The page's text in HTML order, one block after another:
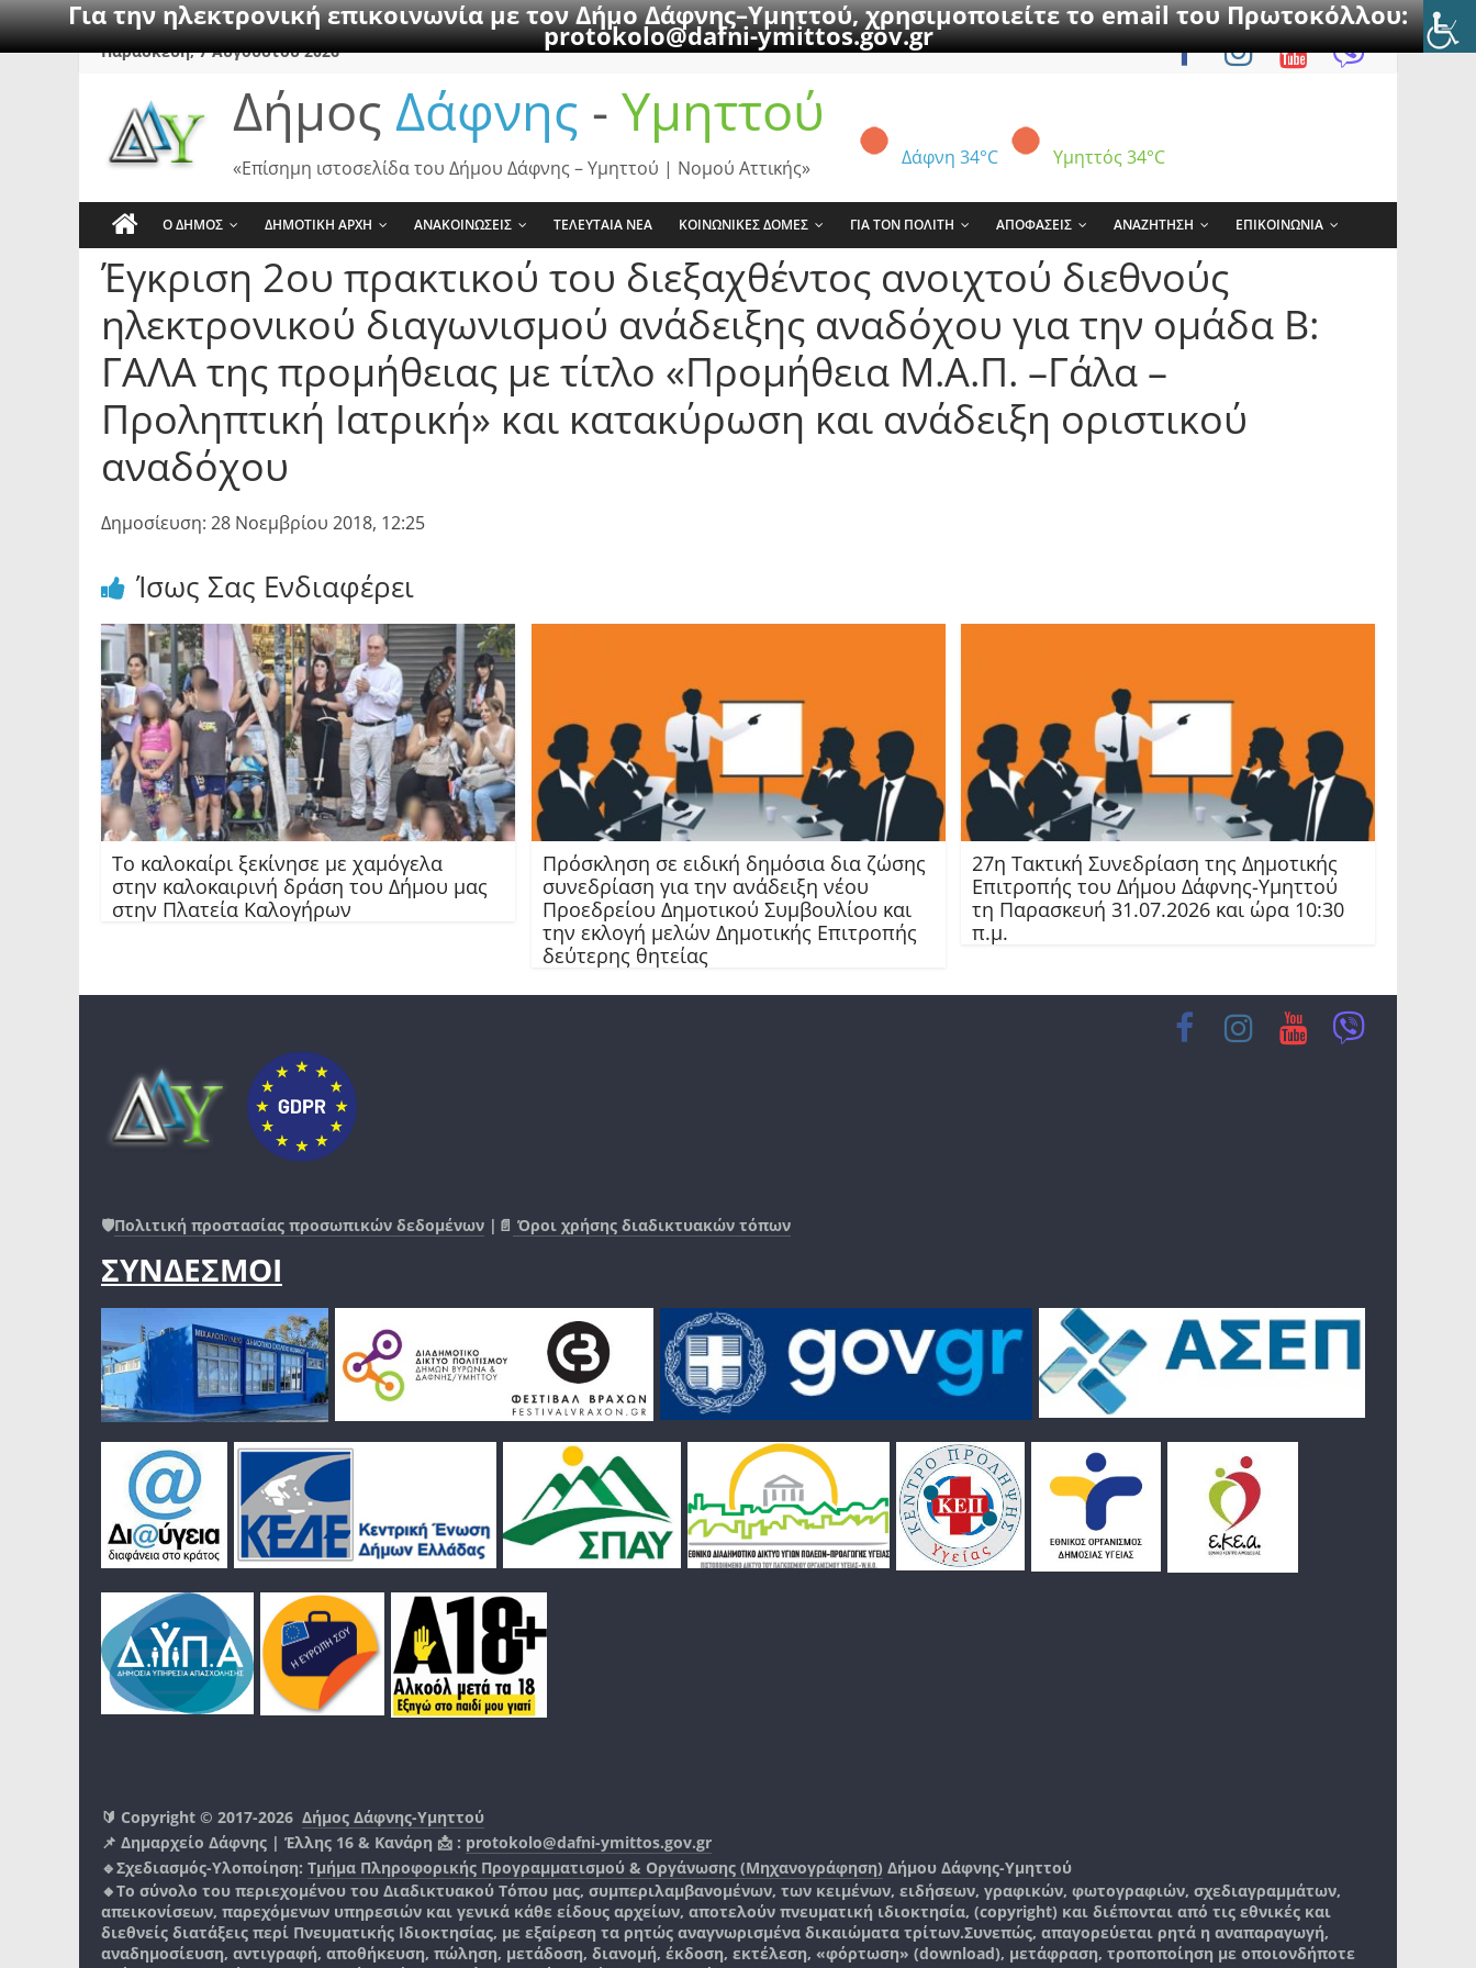
Για την ηλεκτρονική επικοινωνία με τον Δήμο Δάφνης–Υμηττού, χρησιμοποιείτε το email του Πρωτοκόλλου:
protokolo@dafni-ymittos.gov.gr
SkipΠαρασκευή, 7 Αυγούστου 2026
Δήμος Δάφνης - Υμηττού
Δάφνη 34°C Υμηττός 34°C
«Επίσημη ιστοσελίδα του Δήμου Δάφνης – Υμηττού | Νομού Αττικής»
Ο ΔΗΜΟΣ ΔΗΜΟΤΙΚΗ ΑΡΧΗ ΑΝΑΚΟΙΝΩΣΕΙΣ ΤΕΛΕΥΤΑΙΑ ΝΕΑ ΚΟΙΝΩΝΙΚΕΣ ΔΟΜΕΣ ΓΙΑ ΤΟΝ ΠΟΛΙΤΗ ΑΠΟΦΑΣΕΙΣ ΑΝΑΖΗΤΗΣΗ ΕΠΙΚΟΙΝΩΝΙΑ
Έγκριση 2ου πρακτικού του διεξαχθέντος ανοιχτού διεθνούς
ηλεκτρονικού διαγωνισμού ανάδειξης αναδόχου για την ομάδα Β:
ΓΑΛΑ της προμήθειας με τίτλο «Προμήθεια Μ.Α.Π. –Γάλα –
Προληπτική Ιατρική» και κατακύρωση και ανάδειξη οριστικού
αναδόχου
Δημοσίευση: 28 Νοεμβρίου 2018, 12:25
Ίσως Σας Ενδιαφέρει
Το καλοκαίρι ξεκίνησε με χαμόγελα
στην καλοκαιρινή δράση του Δήμου μας
στην Πλατεία Καλογήρων
Πρόσκληση σε ειδική δημόσια δια ζώσης
συνεδρίαση για την ανάδειξη νέου
Προεδρείου Δημοτικού Συμβουλίου και
την εκλογή μελών Δημοτικής Επιτροπής
δεύτερης θητείας
27η Τακτική Συνεδρίαση της Δημοτικής
Επιτροπής του Δήμου Δάφνης-Υμηττού
τη Παρασκευή 31.07.2026 και ώρα 10:30
π.μ.
🛡️Πολιτική προστασίας προσωπικών δεδομένων |📄 Όροι χρήσης διαδικτυακών τόπων
ΣΥΝΔΕΣΜΟΙ
🔰 Copyright © 2017-2026 Δήμος Δάφνης-Υμηττού
📌 Δημαρχείο Δάφνης | Έλλης 16 & Κανάρη 📩 : protokolo@dafni-ymittos.gov.gr
🔹Σχεδιασμός-Υλοποίηση: Τμήμα Πληροφορικής Προγραμματισμού & Οργάνωσης (Μηχανογράφηση) Δήμου Δάφνης-Υμηττού
🔸Το σύνολο του περιεχομένου του Διαδικτυακού Τόπου μας, συμπεριλαμβανομένων, των κειμένων, ειδήσεων, γραφικών, φωτογραφιών, σχεδιαγραμμάτων,
απεικονίσεων, παρεχόμενων υπηρεσιών και γενικά κάθε είδους αρχείων, αποτελούν πνευματική ιδιοκτησία, (copyright) και διέπονται από τις εθνικές και
διεθνείς διατάξεις περί Πνευματικής Ιδιοκτησίας, με εξαίρεση τα ρητώς αναγνωρισμένα δικαιώματα τρίτων.Συνεπώς, απαγορεύεται ρητά η αναπαραγωγή,
αναδημοσίευση, αντιγραφή, αποθήκευση, πώληση, μετάδοση, διανομή, έκδοση, εκτέλεση, «φόρτωση» (download), μετάφραση, τροποποίηση με οποιονδήποτε